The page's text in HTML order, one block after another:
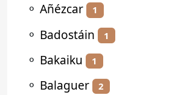
⚬ Añézcar 1
⚬ Badostáin 1
⚬ Bakaiku 1
⚬ Balaguer 2